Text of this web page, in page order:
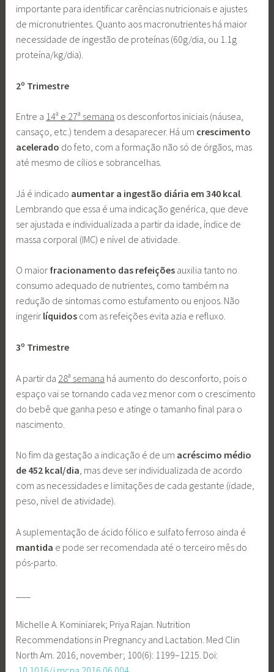
importante para identificar carências nutricionais e ajustes
de micronutrientes. Quanto aos macronutrientes há maior
necessidade de ingestão de proteínas (60g/dia, ou 1.1g
proteína/kg/dia).
2º Trimestre
Entre a 14ª e 27ª semana os desconfortos iniciais (náusea,
cansaço, etc.) tendem a desaparecer. Há um crescimento
acelerado do feto, com a formação não só de órgãos, mas
até mesmo de cílios e sobrancelhas.
Já é indicado aumentar a ingestão diária em 340 kcal
Lembrando que essa é uma indicação genérica, que deve
ser ajustada e individualizada a partir da idade, índice de
massa corporal (IMC) e nível de atividade.
O maior fracionamento das refeições auxilia tanto no
consumo adequado de nutrientes, como também na
redução de sintomas como estufamento ou enjoos. Não
ingerir líquidos com as refeições evita azia e refluxo.
3º Trimestre
A partir da 28ª semana há aumento do desconforto, pois o
espaço vai se tornando cada vez menor com o crescimento
do bebê que ganha peso e atinge o tamanho final para o
nascimento.
No fim da gestação a indicação é de um acréscimo médio
de 452 kcal/dia, mas deve ser individualizada de acordo
com as necessidades e limitações de cada gestante (idade,
peso, nível de atividade).
A suplementação de ácido fólico e sulfato ferroso ainda é
mantida e pode ser recomendada até o terceiro mês do
pós-parto.
Michelle A. Kominiarek; Priya Rajan. Nutrition
Recommendations in Pregnancy and Lactation. Med Clin
North Am. 2016, november; 100(6): 1199–1215. Doi: